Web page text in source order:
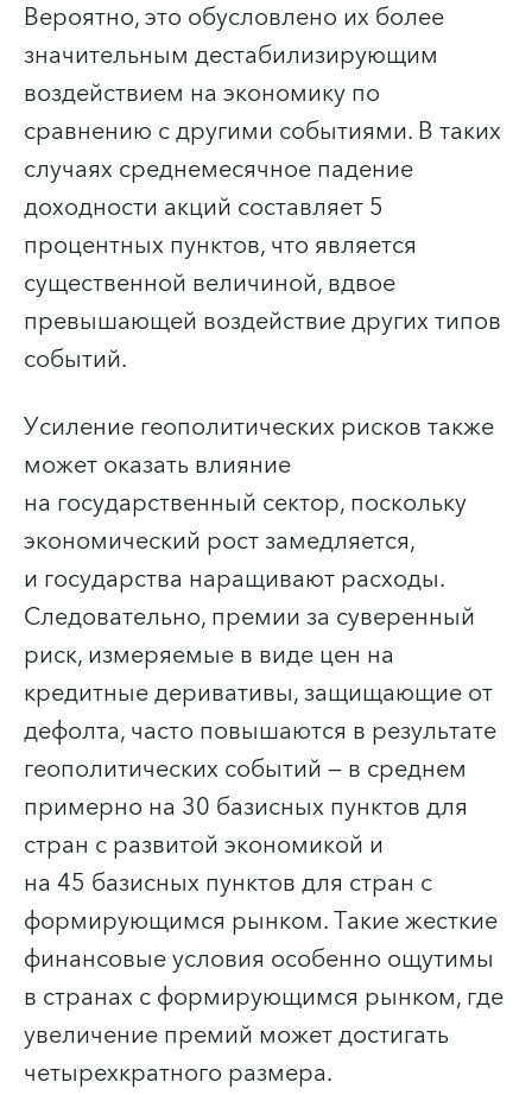
Вероятно, это обусловлено их более
значительным дестабилизирующим
воздействием на экономику по
сравнению с другими событиями. В таких
случаях среднемесячное падение
доходности акций составляет 5
процентных пунктов, что является
существенной величиной, вдвое
превышающей воздействие других типов
событий.
Усиление геополитических рисков также
может оказать влияние
на государственный сектор, поскольку
экономический рост замедляется,
и государства наращивают расходы.
Следовательно, премии за суверенный
риск, измеряемые в виде цен на
кредитные деривативы, защищающие от
дефолта, часто повышаются в результате
геополитических событий — в среднем
примерно на 30 базисных пунктов для
стран с развитой экономикой и
на 45 базисных пунктов для стран с
формирующимся рынком. Такие жесткие
финансовые условия особенно ощутимы
в странах с формирующимся рынком, где
увеличение премий может достигать
четырехкратного размера.